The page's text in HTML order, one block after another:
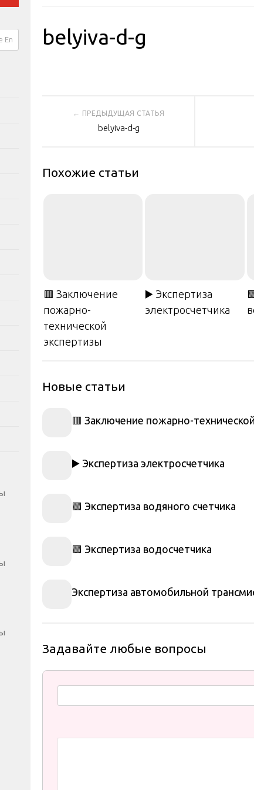
belyiva-d-g
Навигация
belyiva-d-g
Похожие статьи
🟥 Заключение
пожарно-
технической
экспертизы
▶️ Экспертиза
электросчетчика
Новые статьи
🟥 Заключение пожарно-
▶️ Экспертиза электросчетчика
🟩 Экспертиза водяного счетчика
🟩 Экспертиза водосчетчика
Экспертиза автомобильной
Задавайте любые вопросы